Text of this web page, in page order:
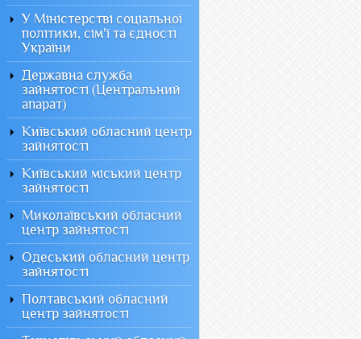
У Міністерстві соціальної
політики, сім'ї та єдності
України
Державна служба
зайнятості (Центральний
апарат)
Київський обласний центр
зайнятості
Київський міський центр
зайнятості
Миколаївський обласний
центр зайнятості
Одеський обласний центр
зайнятості
Полтавський обласний
центр зайнятості